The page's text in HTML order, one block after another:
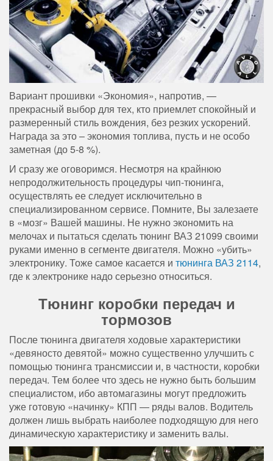
Вариант прошивки «Экономия», напротив, —
прекрасный выбор для тех, кто приемлет спокойный и
размеренный стиль вождения, без резких ускорений.
Награда за это – экономия топлива, пусть и не особо
заметная (до 5-8 %).
И сразу же оговоримся. Несмотря на крайнюю
непродолжительность процедуры чип-тюнинга,
осуществлять ее следует исключительно в
специализированном сервисе. Помните, Вы залезаете
в «мозг» Вашей машины. Не нужно экономить на
мелочах и пытаться сделать тюнинг ВАЗ 21099 своими
руками именно в сегменте двигателя. Можно «убить»
электронику. Тоже самое касается и тюнинга ВАЗ 2114,
где к электронике надо серьезно относиться.
Тюнинг коробки передач и
тормозов
После тюнинга двигателя ходовые характеристики
«девяносто девятой» можно существенно улучшить с
помощью тюнинга трансмиссии и, в частности, коробки
передач. Тем более что здесь не нужно быть большим
специалистом, ибо автомагазины могут предложить
уже готовую «начинку» КПП — ряды валов. Водитель
должен лишь выбрать наиболее подходящую для него
динамическую характеристику и заменить валы.